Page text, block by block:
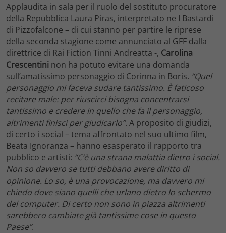
Applaudita in sala per il ruolo del sostituto procuratore
della Repubblica Laura Piras, interpretato ne I Bastardi
di Pizzofalcone – di cui stanno per partire le riprese
della seconda stagione come annunciato al GFF dalla
direttrice di Rai Fiction Tinni Andreatta -, Carolina
Crescentini non ha potuto evitare una domanda
sull’amatissimo personaggio di Corinna in Boris. “Quel
personaggio mi faceva sudare tantissimo. È faticoso
recitare male: per riuscirci bisogna concentrarsi
tantissimo e credere in quello che fa il personaggio,
altrimenti finisci per giudicarlo”. A proposito di giudizi,
di certo i social – tema affrontato nel suo ultimo film,
Beata Ignoranza – hanno esasperato il rapporto tra
pubblico e artisti: “C’è una strana malattia dietro i social.
Non so davvero se tutti debbano avere diritto di
opinione. Lo so, è una provocazione, ma davvero mi
chiedo dove siano quelli che urlano dietro lo schermo
del computer. Di certo non sono in piazza altrimenti
sarebbero cambiate già tantissime cose in questo
Paese”.